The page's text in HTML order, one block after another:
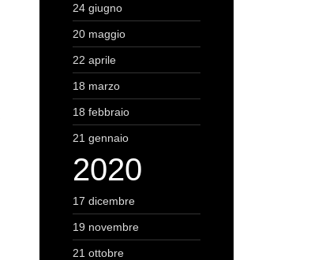
24 giugno
20 maggio
22 aprile
18 marzo
18 febbraio
21 gennaio
2020
17 dicembre
19 novembre
21 ottobre